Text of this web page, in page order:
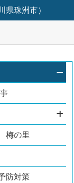
県珠洲市）
梅の里
防対策